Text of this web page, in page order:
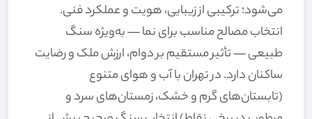
می‌شود؛ ترکیبی از زیبایی، هویت و عملکرد فنی.
انتخاب مصالح مناسب برای نما — به‌ویژه سنگ
طبیعی — تأثیر مستقیم بر دوام، ارزش ملک و رضایت
ساکنان دارد. در تهران با آب و هوای متنوع
(تابستان‌های گرم و خشک، زمستان‌های سرد و